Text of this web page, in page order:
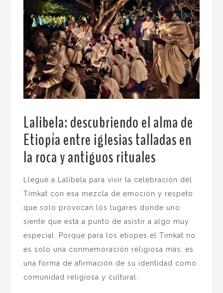
Lalibela: descubriendo el alma de
Etiopíaentre iglesias talladas en
la roca y antiguos rituales
Llegué a Lalibela para vivir la celebración del
Timkat con esa mezcla de emoción y respeto
que solo provocan los lugares donde uno
siente que está a punto de asistir a algo muy
especial. Porque para los etíopes el Timkat no
es solo una conmemoración religiosa más: es
una forma de afirmación de su identidad como
comunidad religiosa y cultural.